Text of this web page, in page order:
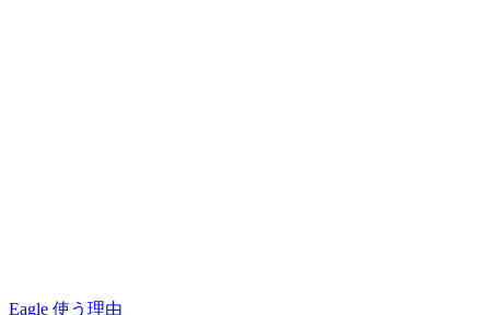
Eagle 使う理由